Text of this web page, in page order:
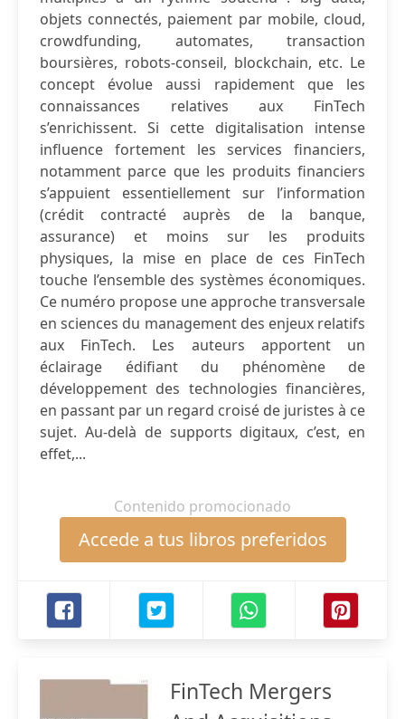
objets connectés, paiement par mobile, cloud,
crowdfunding, automates, transaction
boursières, robots-conseil, blockchain, etc. Le
concept évolue aussi rapidement que les
connaissances relatives aux FinTech
s’enrichissent. Si cette digitalisation intense
influence fortement les services financiers,
notamment parce que les produits financiers
s’appuient essentiellement sur l’information
(crédit contracté auprès de la banque,
assurance) et moins sur les produits
physiques, la mise en place de ces FinTech
touche l’ensemble des systèmes économiques.
Ce numéro propose une approche transversale
en sciences du management des enjeux relatifs
aux FinTech. Les auteurs apportent un
éclairage édifiant du phénomène de
développement des technologies financières,
en passant par un regard croisé de juristes à ce
sujet. Au-delà de supports digitaux, c’est, en
effet,...
Contenido promocionado
Accede a tus libros preferidos
FinTech Mergers